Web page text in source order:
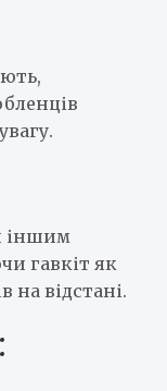
іншим
гавкіт як
відстані.